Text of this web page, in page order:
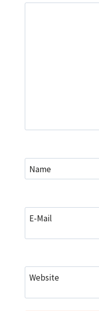
Name
E-Mail
Website